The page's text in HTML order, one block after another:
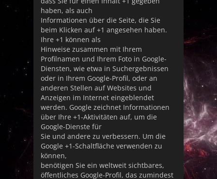
haben, als auch
Informationen über die Seite, die Sie
beim Klicken auf +1 angesehen haben.
Ihre +1 können als
Hinweise zusammen mit Ihrem
Profilnamen und Ihrem Foto in Google-
Diensten, wie etwa in Suchergebnissen
oder in Ihrem Google-Profil, oder an
anderen Stellen auf Websites und
Anzeigen im Internet eingeblendet
werden. Google zeichnet Informationen
über Ihre +1-Aktivitäten auf, um die
Google-Dienste für
Sie und andere zu verbessern. Um die
Google +1-Schaltfläche verwenden zu
können,
benötigen Sie ein weltweit sichtbares,
öffentliches Google-Profil, das zumindest